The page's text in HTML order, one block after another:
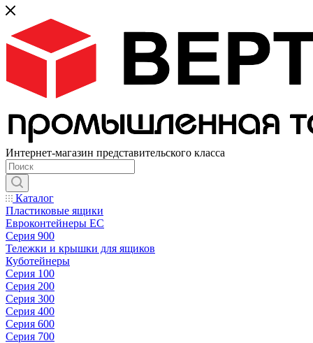
Интернет-магазин представительского класса
Каталог
Пластиковые ящики
Евроконтейнеры ЕС
Серия 900
Тележки и крышки для ящиков
Куботейнеры
Серия 100
Серия 200
Серия 300
Серия 400
Серия 600
Серия 700